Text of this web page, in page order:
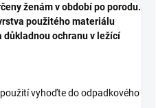
ženám v období po porodu.
použitého materiálu
ochranu v ležící
vyhoďte do odpadkového